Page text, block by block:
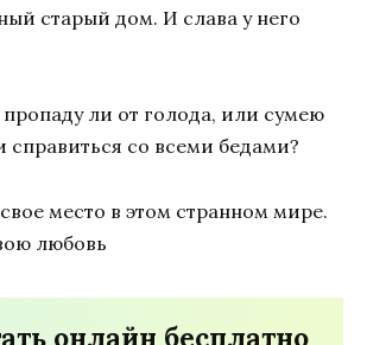
старый дом. И слава у него
ли от голода, или сумею
справиться со всеми бедами?
место в этом странном мире.
любовь
онлайн бесплатно